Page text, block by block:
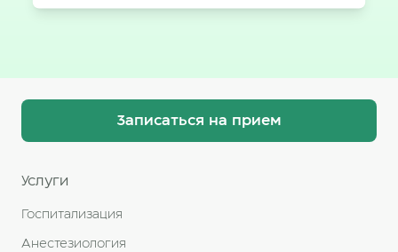
Услуги
Госпитализация
Анестезиология
Записаться на прием